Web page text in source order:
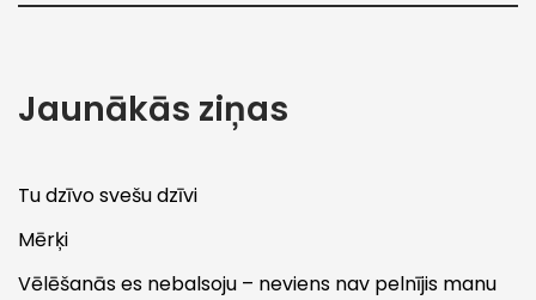
Jaunākās ziņas
Tu dzīvo svešu dzīvi
Mērķi
Vēlēšanās es nebalsoju – neviens nav pelnījis manu